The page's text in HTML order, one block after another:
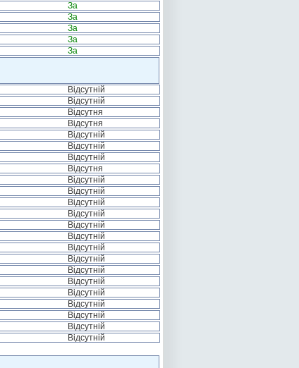
За
За
За
За
За
Відсутній
Відсутній
Відсутня
Відсутня
Відсутній
Відсутній
Відсутній
Відсутня
Відсутній
Відсутній
Відсутній
Відсутній
Відсутній
Відсутній
Відсутній
Відсутній
Відсутній
Відсутній
Відсутній
Відсутній
Відсутній
Відсутній
Відсутній